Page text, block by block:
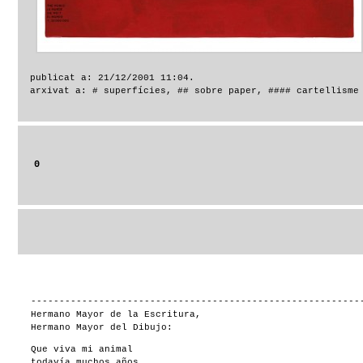
publicat a: 21/12/2001 11:04.
arxivat a: # superfícies , ## sobre paper , #### cartellisme
0
Hermano Mayor de la Escritura,
Hermano Mayor del Dibujo:
Que viva mi animal